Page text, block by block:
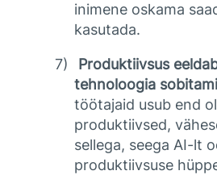
inimene oskama
kasutada.
7)
Produktiivsus
tehnoloogia
töötajaid usub end
produktiivsed,
sellega, seega AI-lt
produktiivsuse